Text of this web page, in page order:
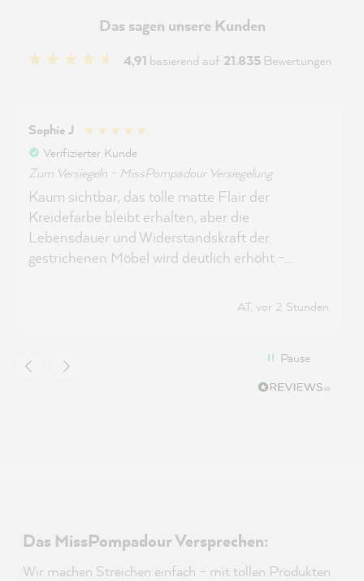
Das sagen unsere Kunden
4,91 basierend auf 21.835 Bewertungen
Sophie J
Verifizierter Kunde
Zum Versiegeln - MissPompadour Versiegelung
Kaum sichtbar, das tolle matte Flair der
Kreidefarbe bleibt erhalten, aber die
Lebensdauer und Widerstandskraft der
gestrichenen Möbel wird deutlich erhöht -
AT, vor 2 Stunden
Pause
Das MissPompadour Versprechen:
Wir machen Streichen einfach – mit tollen Produkten